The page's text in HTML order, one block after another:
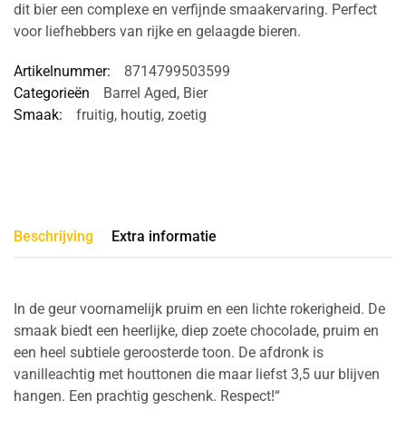
dit bier een complexe en verfijnde smaakervaring. Perfect
voor liefhebbers van rijke en gelaagde bieren.
Artikelnummer:
8714799503599
Categorieën
Barrel Aged, Bier
Smaak:
fruitig, houtig, zoetig
Beschrijving Extra informatie
In de geur voornamelijk pruim en een lichte rokerigheid. De
smaak biedt een heerlijke, diep zoete chocolade, pruim en
een heel subtiele geroosterde toon. De afdronk is
vanilleachtig met houttonen die maar liefst 3,5 uur blijven
hangen. Een prachtig geschenk. Respect!“